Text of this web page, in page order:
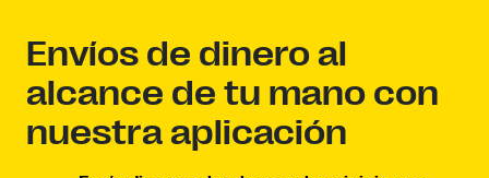
Envíos de dinero al
alcance de tu mano con
nuestra aplicación